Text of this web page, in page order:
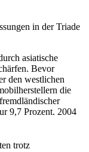
rückläufig.
asiatische
Bevor
den westlichen
die
9,7 Prozent. 2004